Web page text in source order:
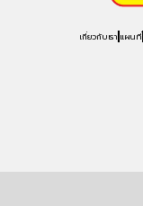
เกี่ยวกับเรา แผนที่